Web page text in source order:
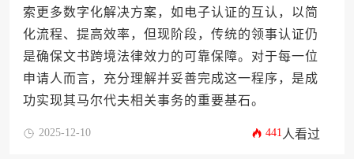
索更多数字化解决方案，如电子认证的互认，以简
化流程、提高效率，但现阶段，传统的领事认证仍
是确保文书跨境法律效力的可靠保障。对于每一位
申请人而言，充分理解并妥善完成这一程序，是成
功实现其马尔代夫相关事务的重要基石。
2025-12-10 441 人看过